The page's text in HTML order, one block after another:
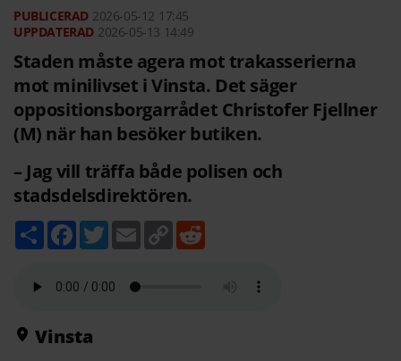
2026-05-12 17:45
2026-05-13 14:49
Staden måste agera mot trakasserierna
mot minilivset i Vinsta. Det säger
oppositionsborgarrådet Christofer Fjellner
(M) när han besöker butiken.
– Jag vill träffa både polisen och
stadsdelsdirektören.
D
e
F
b
k
T
w
t
E
m
C
o
Vinsta